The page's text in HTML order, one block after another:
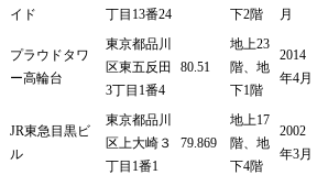
イド
丁目13番24
下2階
月
プラウドタワ
ー高輪台
東京都品川
区東五反田
3丁目1番4
80.51
地上23
階、地
下1階
2014
年4月
JR東急目黒ビ
ル
東京都品川
区上大崎３
丁目1番1
79.869
地上17
階、地
下4階
2002
年3月